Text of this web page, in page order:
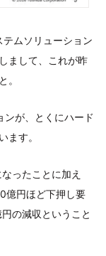
ムソリューション
まして、これが昨
。
ンが、とくにハード
ます。
ったことに加え
億円ほど下押し要
の減収ということ